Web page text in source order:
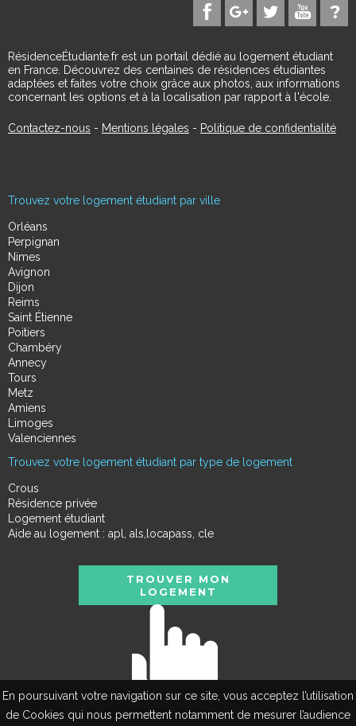
En poursuivant votre navigation sur ce site, vous acceptez l’utilisation
de Cookies qui nous permettent notamment de mesurer l’audience
RésidenceÉtudiante.fr est un portail dédié au logement étudiant
en France. Découvrez des centaines de résidences étudiantes
adaptées et faites votre choix grâce aux photos, aux informations
concernant les options et à la localisation par rapport à l'école.
Contactez-nous - Mentions légales - Politique de confidentialité
Trouvez votre logement étudiant par ville
Orléans
Perpignan
Nimes
Avignon
Dijon
Reims
Saint Étienne
Poitiers
Chambéry
Annecy
Tours
Metz
Amiens
Limoges
Valenciennes
Trouvez votre logement étudiant par type de logement
Crous
Résidence privée
Logement étudiant
Aide au logement : apl, als,locapass, cle
TROUVER MON
LOGEMENT